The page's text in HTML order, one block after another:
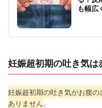
も幅広
妊娠超初期の吐き気は
妊娠超初期の吐き気がお腹
ありません。